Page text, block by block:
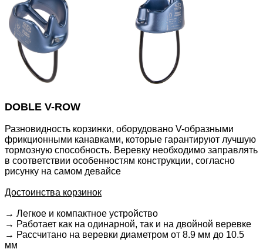
DOBLE V-ROW
Разновидность корзинки, оборудовано V-образными
фрикционными канавками, которые гарантируют лучшую
тормозную способность. Веревку необходимо заправлять
в соответствии особенностям конструкции, согласно
рисунку на самом девайсе
Достоинства корзинок
→ Легкое и компактное устройство
→ Работает как на одинарной, так и на двойной веревке
→ Рассчитано на веревки диаметром от 8.9 мм до 10.5
мм